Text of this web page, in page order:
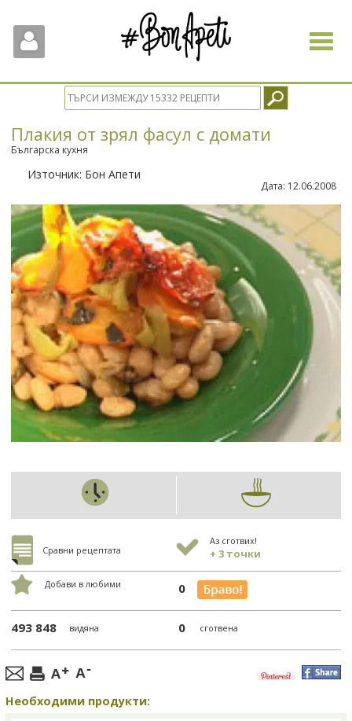
Toggle
Плакия от зрял фасул с домати
Българска кухня
Източник: Бон Апети
Дата: 12.06.2008
Сравни рецептата
Аз сготвих!
+ 3 точки
Добави в любими 0
493 848 видяна 0 сготвена
Необходими продукти: